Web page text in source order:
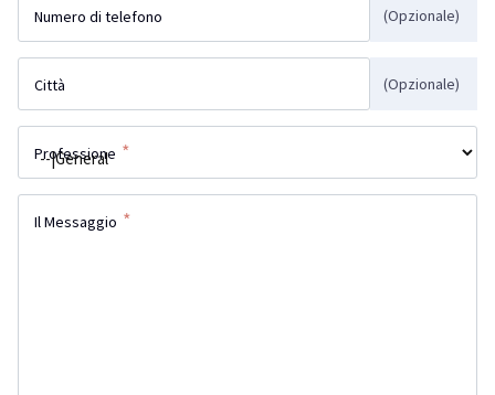
Numero di telefono (Opzionale)
Città (Opzionale)
Professione *
Il Messaggio *